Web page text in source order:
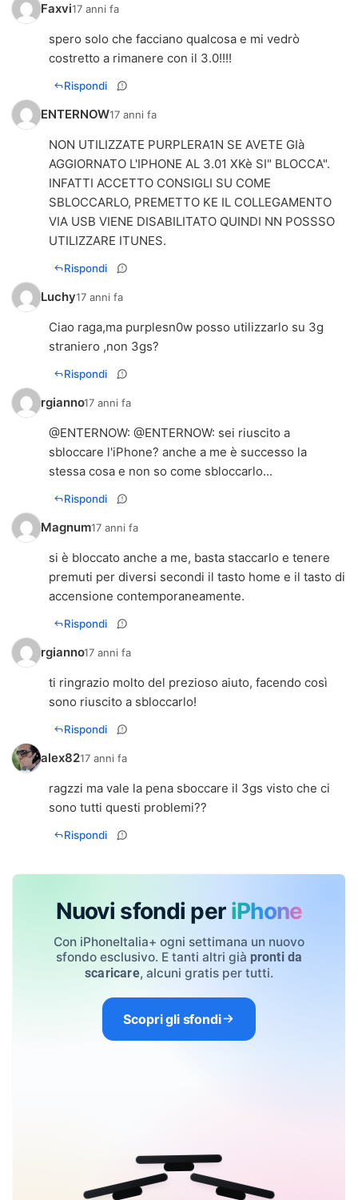
Faxvi17 anni fa
spero solo che facciano qualcosa e mi vedrò
costretto a rimanere con il 3.0!!!!
Rispondi
ENTERNOW17 anni fa
NON UTILIZZATE PURPLERA1N SE AVETE GIà
AGGIORNATO L'IPHONE AL 3.01 XKè SI" BLOCCA".
INFATTI ACCETTO CONSIGLI SU COME
SBLOCCARLO, PREMETTO KE IL COLLEGAMENTO
VIA USB VIENE DISABILITATO QUINDI NN POSSSO
UTILIZZARE ITUNES.
Rispondi
Luchy17 anni fa
Ciao raga,ma purplesn0w posso utilizzarlo su 3g
straniero ,non 3gs?
Rispondi
rgianno17 anni fa
@ENTERNOW: @ENTERNOW: sei riuscito a
sbloccare l'iPhone? anche a me è successo la
stessa cosa e non so come sbloccarlo...
Rispondi
Magnum17 anni fa
si è bloccato anche a me, basta staccarlo e tenere
premuti per diversi secondi il tasto home e il tasto di
accensione contemporaneamente.
Rispondi
rgianno17 anni fa
ti ringrazio molto del prezioso aiuto, facendo così
sono riuscito a sbloccarlo!
Rispondi
alex8217 anni fa
ragzzi ma vale la pena sboccare il 3gs visto che ci
sono tutti questi problemi??
Rispondi
Nuovi sfondi per iPhone
Con iPhoneItalia+ ogni settimana un nuovo
sfondo esclusivo. E tanti altri già pronti da
scaricare, alcuni gratis per tutti.
Scopri gli sfondi